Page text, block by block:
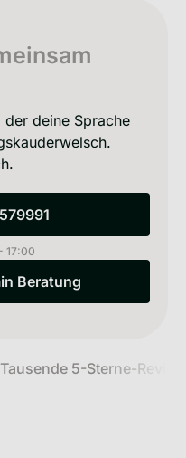
deine Sprache
6221-3579991
17:00
15-min Beratung
Beratung
5-Sterne-Reviews